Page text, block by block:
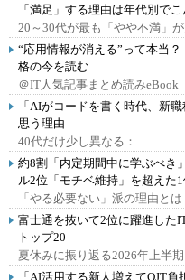
「満足」する理由は年代別で
20～30代が最も「やや不満」が
“応用情報が消える”って本当
格の今を読む
＠IT人気記事まとめ読みeBook
「AIがコードを書く時代、新
思う理由
40代だけ少し異なる：
約8割「内定期間中に学ぶべ
ル2位「モチベ維持」を超えた1
「やる必要ない」派の理由とは
富士通を抜いて2位に躍進し
トップ20
夏休みに振り返る2026年上半期
「AI活用する新人増えてOJT